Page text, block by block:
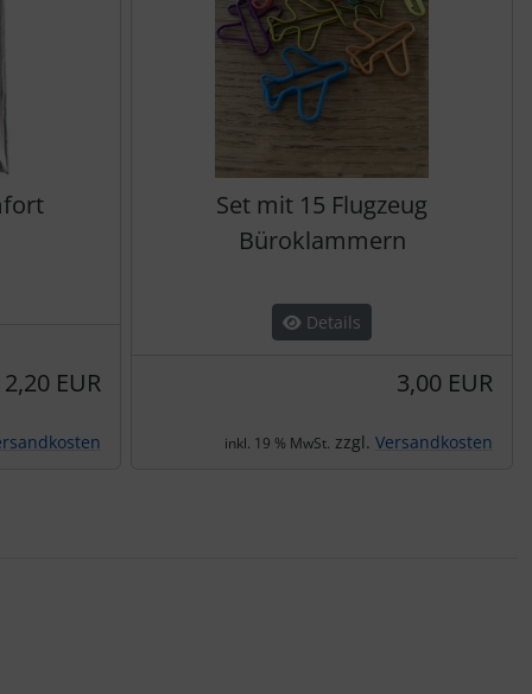
2,20 EUR
Set mit 15 Flugzeug
Büroklammern
Details
3,00 EUR
inkl. 19 % MwSt. zzgl. Versandkosten